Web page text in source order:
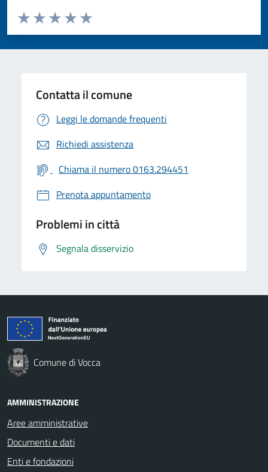
Valuta da 1 a 5 stelle la pagina
Valuta 5 stelle su 5
Valuta 4 stelle su 5
Valuta 3 stelle su 5
Valuta 2 stelle su 5
Valuta 1 stelle su 5
Contatta il comune
Leggi le domande frequenti
Richiedi assistenza
Chiama il numero 0163.294451
Prenota appuntamento
Problemi in città
Segnala disservizio
Comune di Vocca
AMMINISTRAZIONE
Aree amministrative
Documenti e dati
Enti e fondazioni